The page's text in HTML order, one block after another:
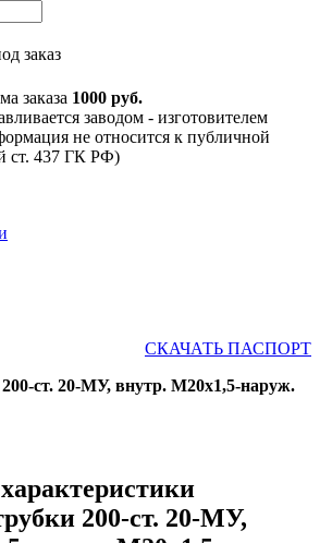
заказ
заказа 1000 руб.
заводом - изготовителем
не относится к публичной
ст. 437 ГК РФ)
СКАЧАТЬ ПАСПОРТ
ст. 20-МУ, внутр. М20х1,5-наруж.
200-ст. 20-МУ,